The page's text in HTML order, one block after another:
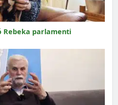
Rebeka parlamenti